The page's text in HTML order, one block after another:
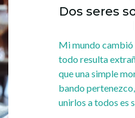
Dos seres
Mi mundo cambió
todo resulta
que una simple
bando
unirlos a todos es